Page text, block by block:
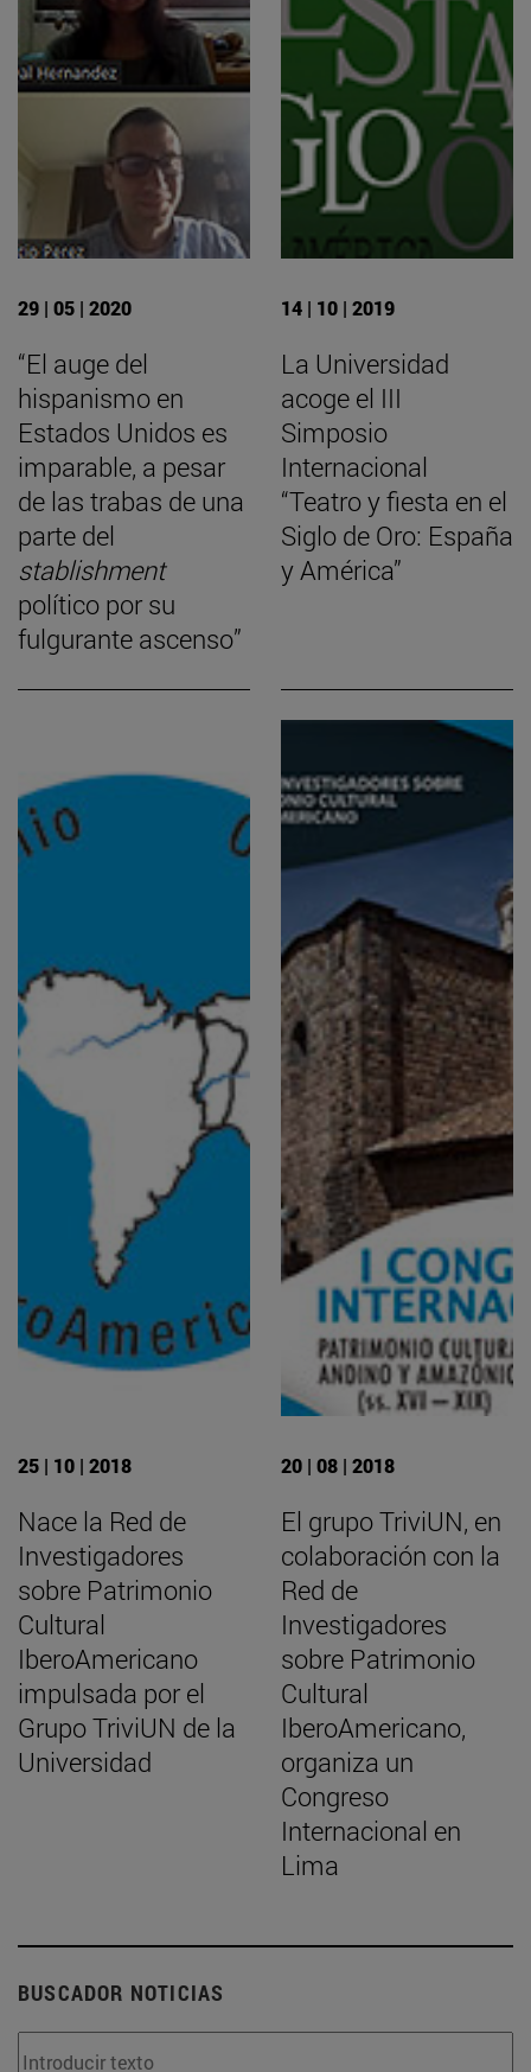
29 | 05 | 2020
“El auge del
hispanismo en
Estados Unidos es
imparable, a pesar
de las trabas de una
parte del
stablishment
político por su
fulgurante ascenso”
14 | 10 | 2019
La Universidad
acoge el III
Simposio
Internacional
“Teatro y fiesta en el
Siglo de Oro: España
y América”
25 | 10 | 2018
Nace la Red de
Investigadores
sobre Patrimonio
Cultural
IberoAmericano
impulsada por el
Grupo TriviUN de la
Universidad
20 | 08 | 2018
El grupo TriviUN, en
colaboración con la
Red de
Investigadores
sobre Patrimonio
Cultural
IberoAmericano,
organiza un
Congreso
Internacional en
Lima
BUSCADOR NOTICIAS